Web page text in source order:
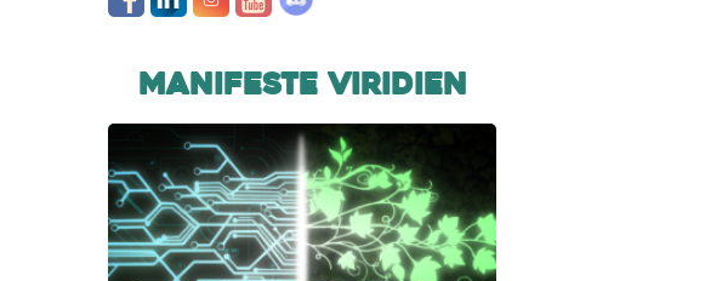
Manifeste Viridien